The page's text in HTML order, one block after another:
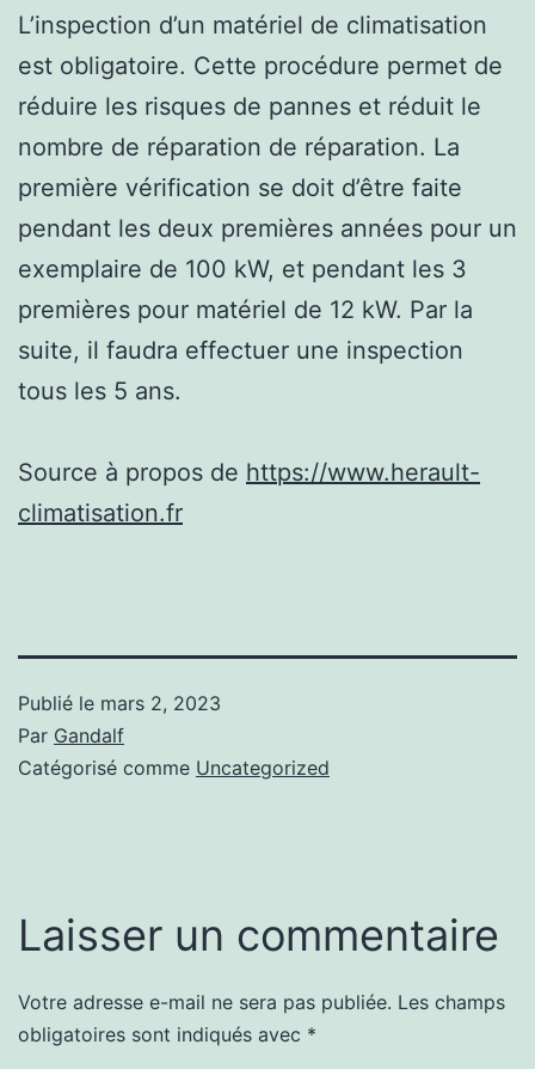
L’inspection d’un matériel de climatisation
est obligatoire. Cette procédure permet de
réduire les risques de pannes et réduit le
nombre de réparation de réparation. La
première vérification se doit d’être faite
pendant les deux premières années pour un
exemplaire de 100 kW, et pendant les 3
premières pour matériel de 12 kW. Par la
suite, il faudra effectuer une inspection
tous les 5 ans.
Source à propos de https://www.herault-
climatisation.fr
Publié le mars 2, 2023
Par Gandalf
Catégorisé comme Uncategorized
Laisser un commentaire
Votre adresse e-mail ne sera pas publiée. Les champs
obligatoires sont indiqués avec *